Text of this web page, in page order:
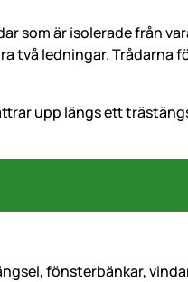
som är isolerade från
två ledningar.
fönsterbänkar,